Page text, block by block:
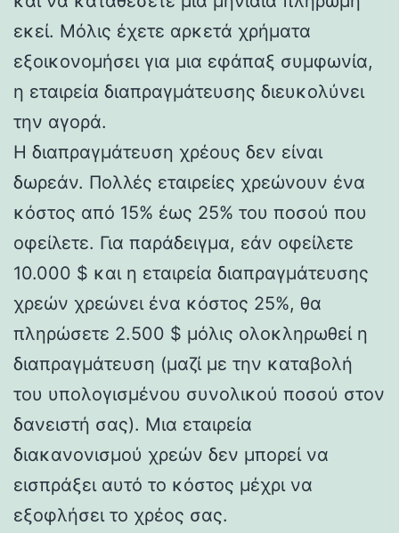
εκεί. Μόλις έχετε αρκετά χρήματα
εξοικονομήσει για μια εφάπαξ συμφωνία,
η εταιρεία διαπραγμάτευσης διευκολύνει
την αγορά.
Η διαπραγμάτευση χρέους δεν είναι
δωρεάν. Πολλές εταιρείες χρεώνουν ένα
κόστος από 15% έως 25% του ποσού που
οφείλετε. Για παράδειγμα, εάν οφείλετε
10.000 $ και η εταιρεία διαπραγμάτευσης
χρεών χρεώνει ένα κόστος 25%, θα
πληρώσετε 2.500 $ μόλις ολοκληρωθεί η
διαπραγμάτευση (μαζί με την καταβολή
του υπολογισμένου συνολικού ποσού στον
δανειστή σας). Μια εταιρεία
διακανονισμού χρεών δεν μπορεί να
εισπράξει αυτό το κόστος μέχρι να
εξοφλήσει το χρέος σας.